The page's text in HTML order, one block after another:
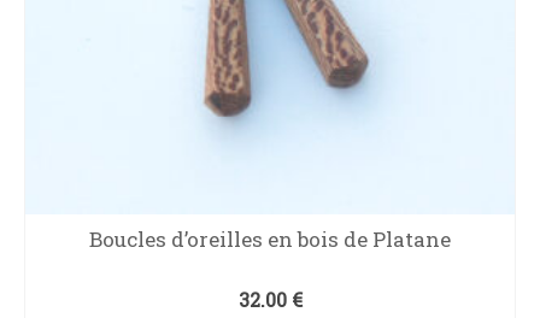
Boucles d’oreilles en bois de Platane
32.00 €